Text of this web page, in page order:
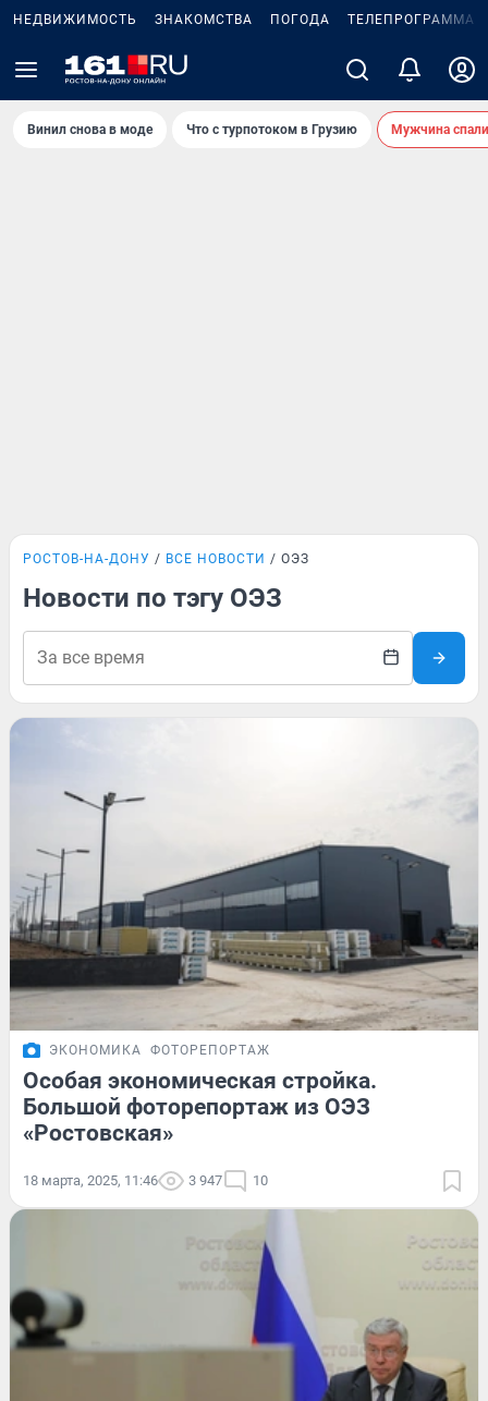
НЕДВИЖИМОСТЬ ЗНАКОМСТВА ПОГОДА ТЕЛЕПРОГРАММА
Винил снова в моде Что с турпотоком в Грузию Мужчина
РОСТОВ-НА-ДОНУ ВСЕ НОВОСТИ ОЭЗ
Новости по тэгу ОЭЗ
ЭКОНОМИКА ФОТОРЕПОРТАЖ
Особая экономическая стройка.
Большой фоторепортаж из ОЭЗ
«Ростовская»
18 марта, 2025, 11:46 3 947 10